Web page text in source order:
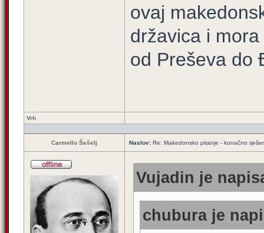
ovaj
državica i
od Preševa do
Vrh
Carmello Šešelj Naslov: Re: Makedonsko pitanje - konačno
Vujadin je
chubura je